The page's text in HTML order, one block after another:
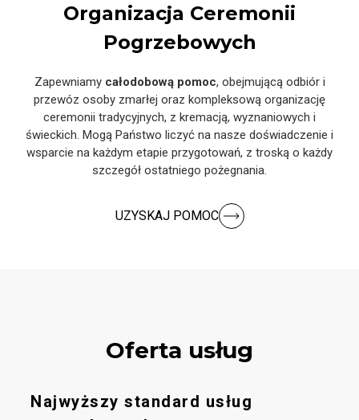
Organizacja Ceremonii
Pogrzebowych
Zapewniamy całodobową pomoc, obejmującą odbiór i
przewóz osoby zmarłej oraz kompleksową organizację
ceremonii tradycyjnych, z kremacją, wyznaniowych i
świeckich. Mogą Państwo liczyć na nasze doświadczenie i
wsparcie na każdym etapie przygotowań, z troską o każdy
szczegół ostatniego pożegnania.
UZYSKAJ POMOC
Oferta usług
Najwyższy standard usług